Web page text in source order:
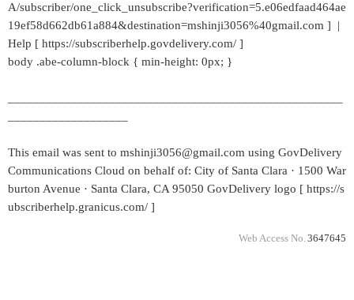
A/subscriber/one_click_unsubscribe?verification=5.e06edfaad464ae
19ef58d662db61a884&destination=mshinji3056%40gmail.com ] |
Help [ https://subscriberhelp.govdelivery.com/ ]
body .abe-column-block { min-height: 0px; }
This email was sent to mshinji3056@gmail.com using GovDelivery
Communications Cloud on behalf of: City of Santa Clara · 1500 War
burton Avenue · Santa Clara, CA 95050 GovDelivery logo [ https://s
ubscriberhelp.granicus.com/ ]
Web Access No. 3647645